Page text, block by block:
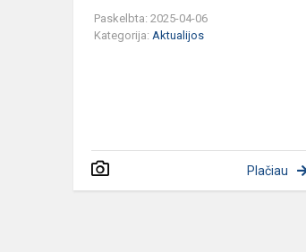
Paskelbta: 2025-04-06
Kategorija: Aktualijos
Plačiau